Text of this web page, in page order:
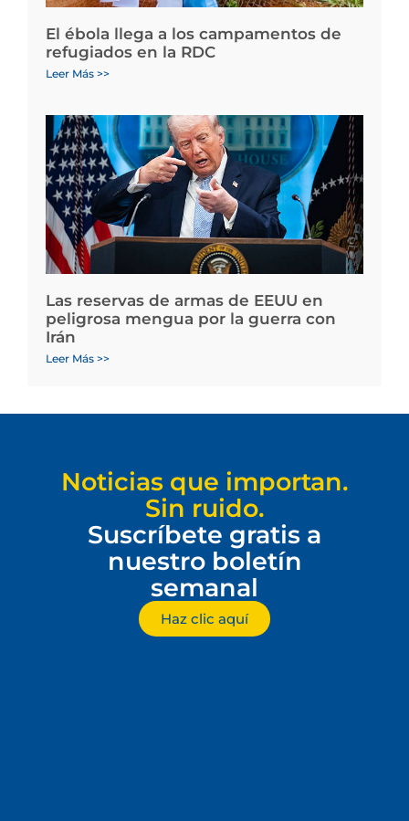
El ébola llega a los campamentos de
refugiados en la RDC
Leer Más >>
Las reservas de armas de EEUU en
peligrosa mengua por la guerra con
Irán
Leer Más >>
Noticias que importan.
Sin ruido.
Suscríbete gratis a
nuestro boletín
semanal
Haz clic aquí